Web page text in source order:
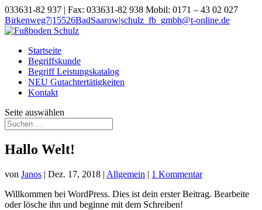
033631-82 937 | Fax: 033631-82 938 Mobil: 0171 – 43 02 027
Birkenweg7|15526BadSaarow|schulz_fb_gmbh@t-online.de
Startseite
Begriffskunde
Begriff Leistungskatalog
NEU Gutachtertätigkeiten
Kontakt
Seite auswählen
Hallo Welt!
von Janos | Dez. 17, 2018 | Allgemein | 1 Kommentar
Willkommen bei WordPress. Dies ist dein erster Beitrag. Bearbeite
oder lösche ihn und beginne mit dem Schreiben!